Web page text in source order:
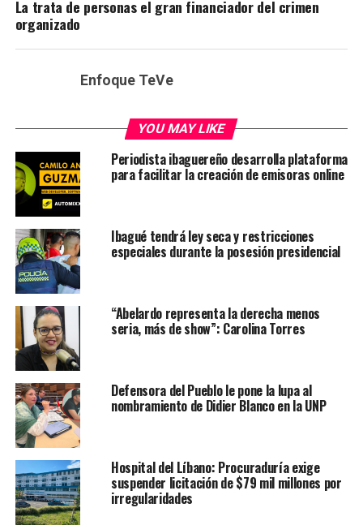
La trata de personas el gran financiador del crimen
organizado
Enfoque TeVe
YOU MAY LIKE
Periodista ibaguereño desarrolla plataforma
para facilitar la creación de emisoras online
Ibagué tendrá ley seca y restricciones
especiales durante la posesión presidencial
“Abelardo representa la derecha menos
seria, más de show”: Carolina Torres
Defensora del Pueblo le pone la lupa al
nombramiento de Didier Blanco en la UNP
Hospital del Líbano: Procuraduría exige
suspender licitación de $79 mil millones por
irregularidades